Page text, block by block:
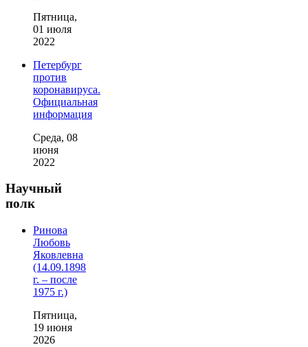
Пятница,
01 июля
2022
Петербург
против
коронавируса.
Официальная
информация
Среда, 08
июня
2022
Научный
полк
Ринова
Любовь
Яковлевна
(14.09.1898
г. – после
1975 г.)
Пятница,
19 июня
2026